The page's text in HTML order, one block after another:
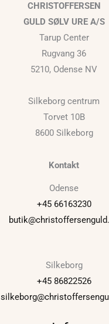
CHRISTOFFERSEN
GULD SØLV URE A/S
Tarup Center
Rugvang 36
5210, Odense NV
Silkeborg centrum
Torvet 10B
8600 Silkeborg
Kontakt
Odense
+45 66163230
Silkeborg
+45 86822526